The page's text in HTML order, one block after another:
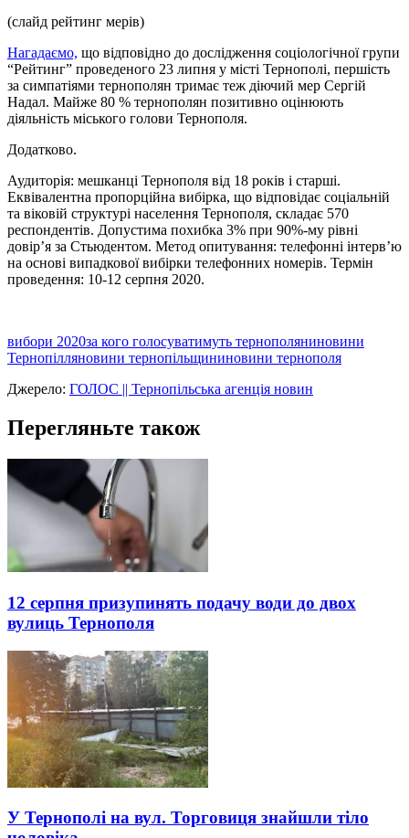
(слайд рейтинг мерів)
Нагадаємо, що відповідно до дослідження соціологічної групи
“Рейтинг” проведеного 23 липня у місті Тернополі, першість
за симпатіями тернополян тримає теж діючий мер Сергій
Надал. Майже 80 % тернополян позитивно оцінюють
діяльність міського голови Тернополя.
Додатково.
Аудиторія: мешканці Тернополя від 18 років і старші.
Еквівалентна пропорційна вибірка, що відповідає соціальній
та віковій структурі населення Тернополя, складає 570
респондентів. Допустима похибка 3% при 90%-му рiвнi
довiр’я за Стьюдентом. Метод опитування: телефонні інтерв’ю
на основі випадкової вибірки телефонних номерів. Термін
проведення: 10-12 серпня 2020.
вибори 2020за кого голосуватимуть тернополяниновини
Тернопілляновини тернопільщининовини тернополя
Джерело: ГОЛОС || Тернопільська агенція новин
Перегляньте також
12 серпня призупинять подачу води до двох
вулиць Тернополя
У Тернополі на вул. Торговиця знайшли тіло